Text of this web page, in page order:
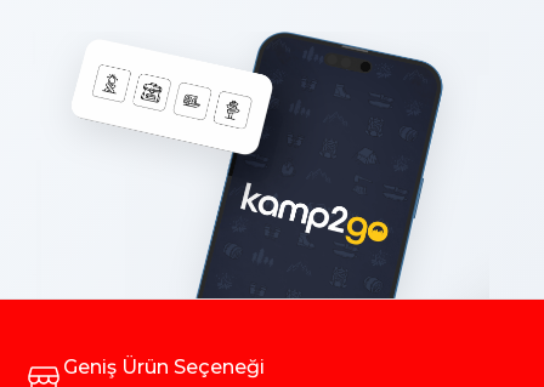
Geniş Ürün Seçeneği